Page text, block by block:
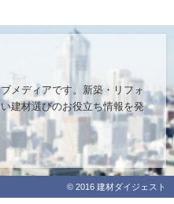
メディアです。 新築・リフォ
建材選びのお役立ち情報を発
© 2016 建材ダイジェスト